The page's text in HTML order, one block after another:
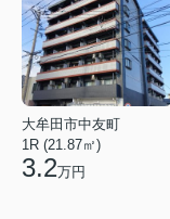
大牟田市中友町
1R (21.87㎡)
3.2万円